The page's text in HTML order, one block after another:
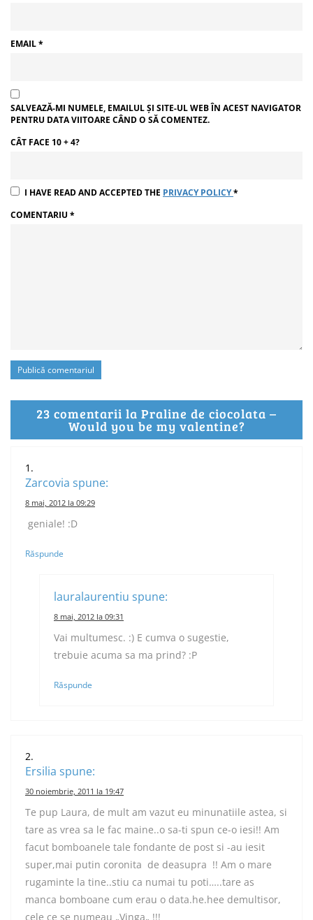
EMAIL*
SALVEAZĂ-MI NUMELE, EMAILUL ȘI SITE-UL WEB ÎN ACEST NAVIGATOR
PENTRU DATA VIITOARE CÂND O SĂ COMENTEZ.
CÂT FACE 10 + 4?
I HAVE READ AND ACCEPTED THE PRIVACY POLICY*
COMENTARIU *
23 comentarii la Praline de ciocolata –
Would you be my valentine?
Zarcovia spune:
8 mai, 2012 la 09:29
geniale! :D
Răspunde
lauralaurentiu spune:
8 mai, 2012 la 09:31
Vai multumesc. :) E cumva o sugestie,
trebuie acuma sa ma prind? :P
Răspunde
Ersilia spune:
30 noiembrie, 2011 la 19:47
Te pup Laura, de mult am vazut eu minunatiile astea, si
tare as vrea sa le fac maine..o sa-ti spun ce-o iesi!! Am
facut bomboanele tale fondante de post si -au iesit
super,mai putin coronita de deasupra !! Am o mare
rugaminte la tine..stiu ca numai tu poti…..tare as
manca bomboane cum erau o data.he.hee demultisor,
cele ce se numeau „Vinga„ !!!